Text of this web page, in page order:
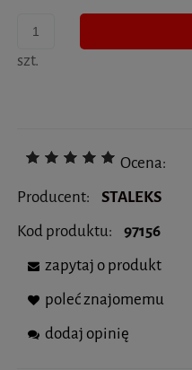
szt.
Ocena:
Producent:
STALEKS
Kod produktu:
97156
zapytaj o produkt
poleć znajomemu
dodaj opinię